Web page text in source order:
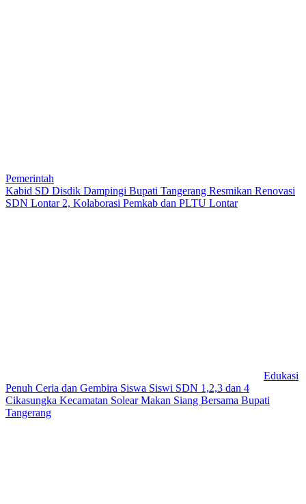
Pemerintah
Kabid SD Disdik Dampingi Bupati Tangerang Resmikan Renovasi
SDN Lontar 2, Kolaborasi Pemkab dan PLTU Lontar
Edukasi
Penuh Ceria dan Gembira Siswa Siswi SDN 1,2,3 dan 4
Cikasungka Kecamatan Solear Makan Siang Bersama Bupati
Tangerang